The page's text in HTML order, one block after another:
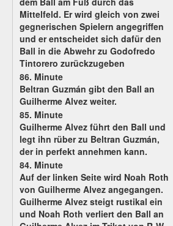
Mittelfeld. Er wird gleich von zwei
gegnerischen Spielern angegriffen
und er entscheidet sich dafür den
Ball in die Abwehr zu Godofredo
Tintorero zurückzugeben
86. Minute
Beltran Guzmán gibt den Ball an
Guilherme Alvez weiter.
85. Minute
Guilherme Alvez führt den Ball und
legt ihn rüber zu Beltran Guzmán,
der in perfekt annehmen kann.
84. Minute
Auf der linken Seite wird Noah Roth
von Guilherme Alvez angegangen.
Guilherme Alvez steigt rustikal ein
und Noah Roth verliert den Ball an